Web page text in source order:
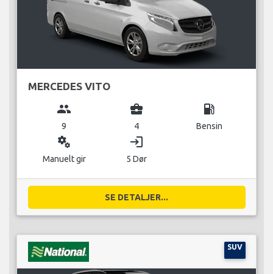
MERCEDES VITO
group
9
business_center
4
local_gas_station
Bensin
miscellaneous_services
Manuelt gir
login
5 Dør
SE DETALJER...
SUV